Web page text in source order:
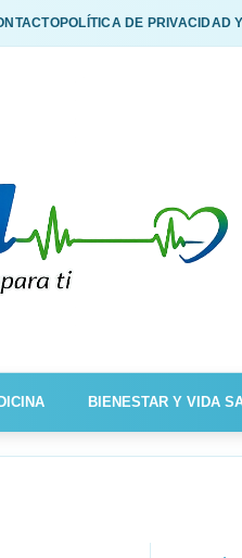
POLÍTICA DE PRIVACIDAD
BIENESTAR Y VIDA